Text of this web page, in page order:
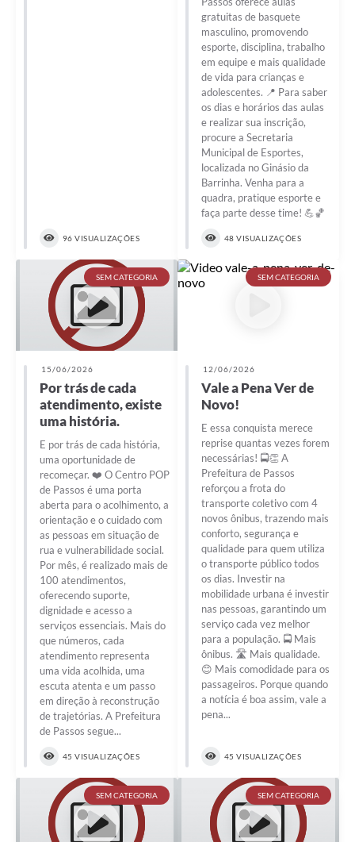
96 VISUALIZAÇÕES
gratuitas de basquete
masculino, promovendo
esporte, disciplina, trabalho
em equipe e mais qualidade
de vida para crianças e
adolescentes. 📍 Para saber
os dias e horários das aulas
e realizar sua inscrição,
procure a Secretaria
Municipal de Esportes,
localizada no Ginásio da
Barrinha. Venha para a
quadra, pratique esporte e
faça parte desse time! 💪🏀
48 VISUALIZAÇÕES
SEM CATEGORIA
15/06/2026
Por trás de cada
atendimento, existe
uma história.
E por trás de cada história,
uma oportunidade de
recomeçar. ❤️ O Centro POP
de Passos é uma porta
aberta para o acolhimento, a
orientação e o cuidado com
as pessoas em situação de
rua e vulnerabilidade social.
Por mês, é realizado mais de
100 atendimentos,
oferecendo suporte,
dignidade e acesso a
serviços essenciais. Mais do
que números, cada
atendimento representa
uma vida acolhida, uma
escuta atenta e um passo
em direção à reconstrução
de trajetórias. A Prefeitura
de Passos segue...
45 VISUALIZAÇÕES
SEM CATEGORIA
12/06/2026
Vale a Pena Ver de
Novo!
E essa conquista merece
reprise quantas vezes forem
necessárias! 🚍👏 A
Prefeitura de Passos
reforçou a frota do
transporte coletivo com 4
novos ônibus, trazendo mais
conforto, segurança e
qualidade para quem utiliza
o transporte público todos
os dias. Investir na
mobilidade urbana é investir
nas pessoas, garantindo um
serviço cada vez melhor
para a população. 🚍 Mais
ônibus. 🛣️ Mais qualidade.
😊 Mais comodidade para os
passageiros. Porque quando
a notícia é boa assim, vale a
pena...
45 VISUALIZAÇÕES
SEM CATEGORIA SEM CATEGORIA